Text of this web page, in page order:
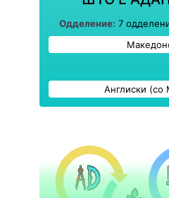
Одделение: 7
Англиски (со